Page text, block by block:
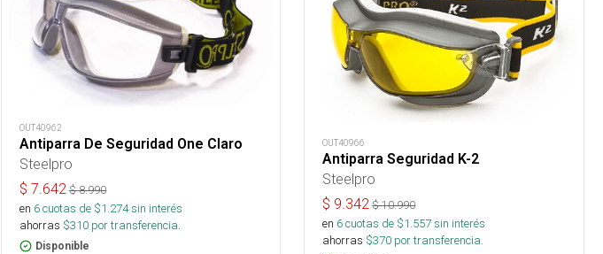
OUT40962
Antiparra De Seguridad One Claro
Steelpro
$ 7.642 $8.990
en 6cuotas de $1.274sin interés
ahorras $310por transferencia.
Disponible
OUT40966
Antiparra Seguridad K-2
Steelpro
$ 9.342 $10.990
en 6cuotas de $1.557sin interés
ahorras $370 por transferencia.